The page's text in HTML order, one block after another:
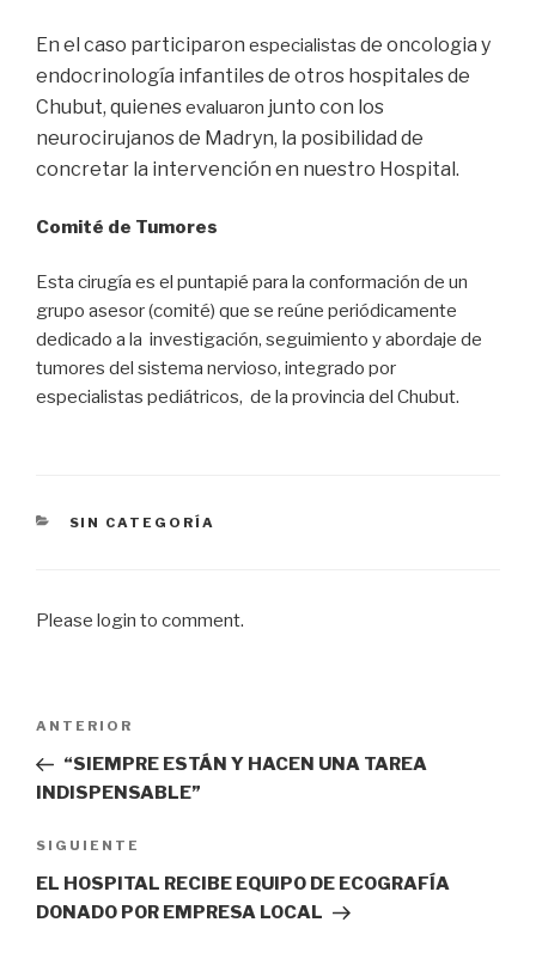
En el caso participaron especialistas de oncologia y
endocrinología infantiles de otros hospitales de
Chubut, quienesevaluaron junto con los
neurocirujanos de Madryn, la posibilidad de
concretar la intervención en nuestro Hospital.
Comité de Tumores
Esta cirugía es el puntapié para la conformación de un
grupo asesor (comité) que se reúne periódicamente
dedicado a la investigación, seguimiento y abordaje de
tumores del sistema nervioso, integrado por
especialistas pediátricos, de la provincia del Chubut.
CATEGORÍAS
SIN CATEGORÍA
Please login to comment.
entradas
Entrada
anterior
ANTERIOR
“SIEMPRE ESTÁN Y HACEN UNA TAREA
INDISPENSABLE”
Siguiente
entrada
SIGUIENTE
EL HOSPITAL RECIBE EQUIPO DE ECOGRAFÍA
DONADO POR EMPRESA LOCAL